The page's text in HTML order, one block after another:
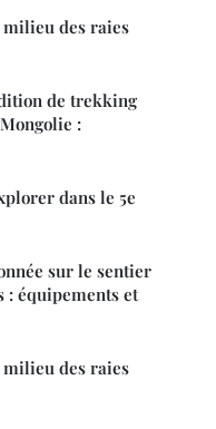
des raies
de trekking
:
dans le 5e
sur le sentier
: équipements et
des raies